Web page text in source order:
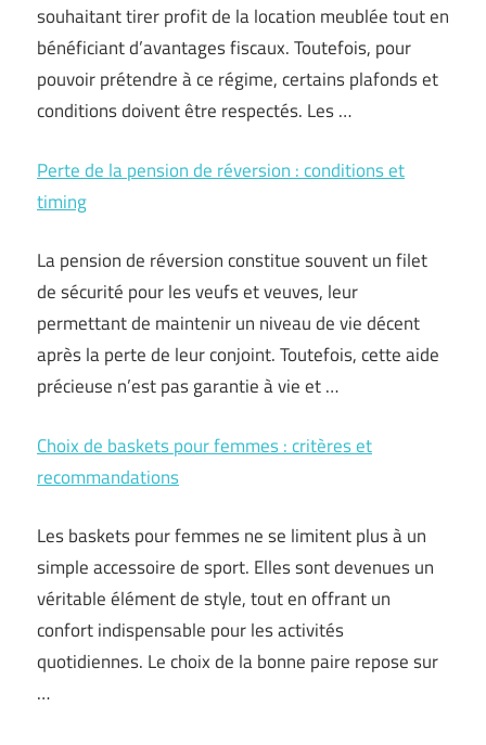
souhaitant tirer profit de la location meublée tout en
bénéficiant d’avantages fiscaux. Toutefois, pour
pouvoir prétendre à ce régime, certains plafonds et
conditions doivent être respectés. Les …
Perte de la pension de réversion : conditions et
timing
La pension de réversion constitue souvent un filet
de sécurité pour les veufs et veuves, leur
permettant de maintenir un niveau de vie décent
après la perte de leur conjoint. Toutefois, cette aide
précieuse n’est pas garantie à vie et …
Choix de baskets pour femmes : critères et
recommandations
Les baskets pour femmes ne se limitent plus à un
simple accessoire de sport. Elles sont devenues un
véritable élément de style, tout en offrant un
confort indispensable pour les activités
quotidiennes. Le choix de la bonne paire repose sur
…